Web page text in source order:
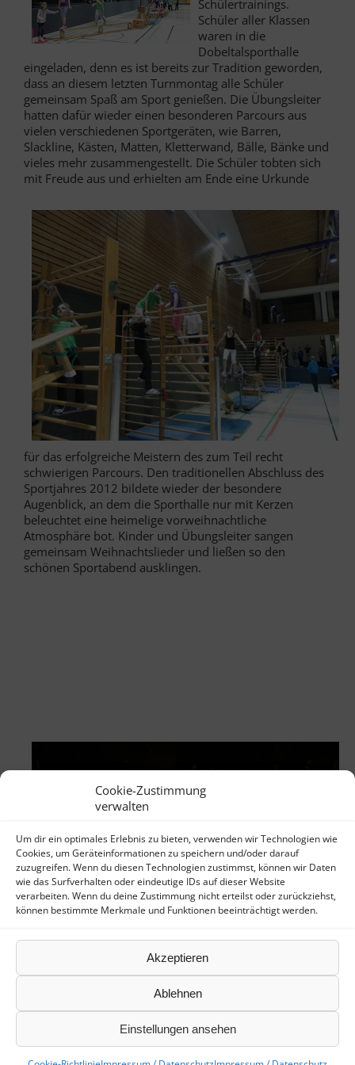
Cookie-Zustimmung
verwalten
Um dir ein optimales Erlebnis zu bieten, verwenden wir Technologien wie
Cookies, um Geräteinformationen zu speichern und/oder darauf
zuzugreifen. Wenn du diesen Technologien zustimmst, können wir Daten
wie das Surfverhalten oder eindeutige IDs auf dieser Website
verarbeiten. Wenn du deine Zustimmung nicht erteilst oder zurückziehst,
können bestimmte Merkmale und Funktionen beeinträchtigt werden.
Akzeptieren
Ablehnen
Einstellungen ansehen
Schülertrainings.
Schüler aller Klassen
waren in die
Dobeltalsporthalle
eingeladen, denn es ist bereits zur Tradition geworden,
dass an diesem letzten Turnmontag alle Schüler
gemeinsam Spaß am Sport genießen. Die Übungsleiter
hatten dafür wieder einen besonderen Parcours aus
vielen verschiedenen Sportgeräten, wie Barren,
Slackline, Kästen, Matten, Kletterwand, Bälle, Bänke und
vieles mehr zusammengestellt. Die Schüler tobten sich
mit Freude aus und erhielten am Ende eine Urkunde
für das erfolgreiche Meistern des zum Teil recht
schwierigen Parcours. Den traditionellen Abschluss des
Sportjahres 2012 bildete wieder der besondere
Augenblick, an dem die Sporthalle nur mit Kerzen
beleuchtet eine heimelige vorweihnachtliche
Atmosphäre bot. Kinder und Übungsleiter sangen
gemeinsam Weihnachtslieder und ließen so den
schönen Sportabend ausklingen.